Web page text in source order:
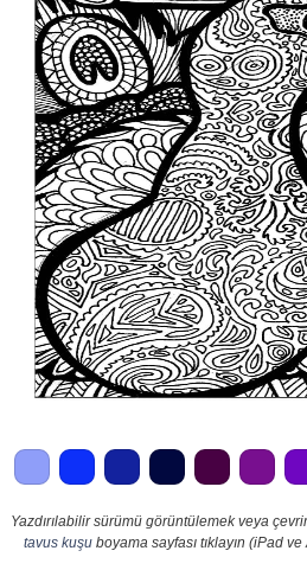
Yazdırılabilir sürümü görüntülemek veya
tavus kuşuboyama sayfası tıklayın (iPad